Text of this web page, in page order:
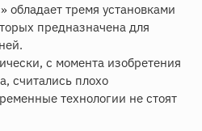
обладает тремя установками
предназначена для
с момента изобретения
считались плохо
технологии не стоят